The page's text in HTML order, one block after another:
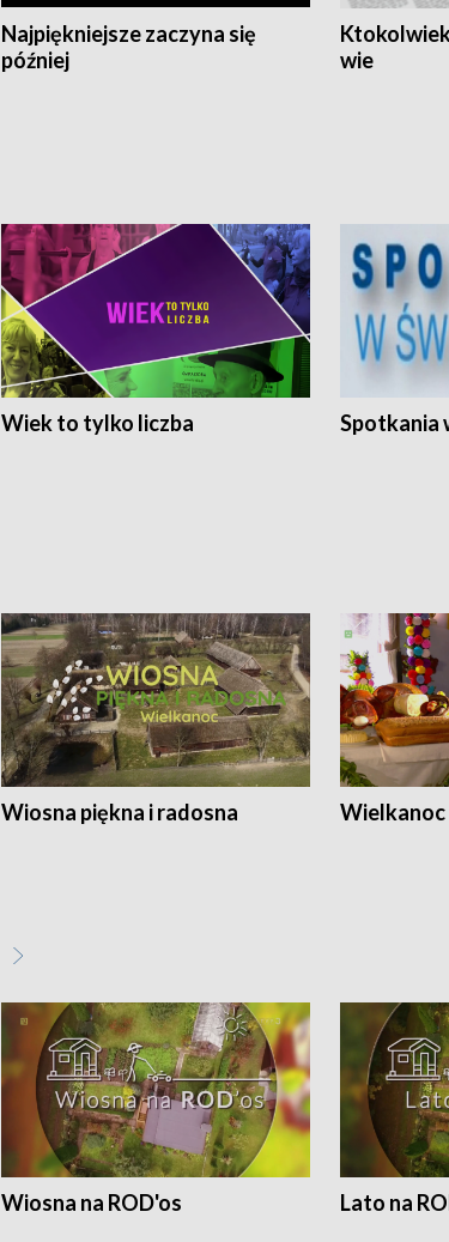
Najpiękniejsze zaczyna się
później
wie
Wiek to tylko liczba Spotkania
Wiosna piękna i radosna Wielkanoc
Wiosna na ROD'os Lato na